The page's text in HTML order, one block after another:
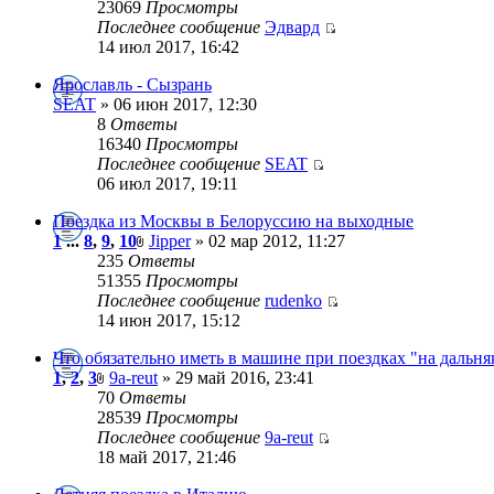
23069 Просмотры
Последнее сообщение Эдвард
14 июл 2017, 16:42
Ярославль - Сызрань
SEAT » 06 июн 2017, 12:30
8 Ответы
16340 Просмотры
Последнее сообщение SEAT
06 июл 2017, 19:11
Поездка из Москвы в Белоруссию на выходные
1...8, 9, 10 Jipper» 02 мар 2012, 11:27
235 Ответы
51355 Просмотры
Последнее сообщение rudenko
14 июн 2017, 15:12
Что обязательно иметь в машине при поездках "на
1,2, 3 9a-reut » 29 май 2016, 23:41
70 Ответы
28539 Просмотры
Последнее сообщение 9a-reut
18 май 2017, 21:46